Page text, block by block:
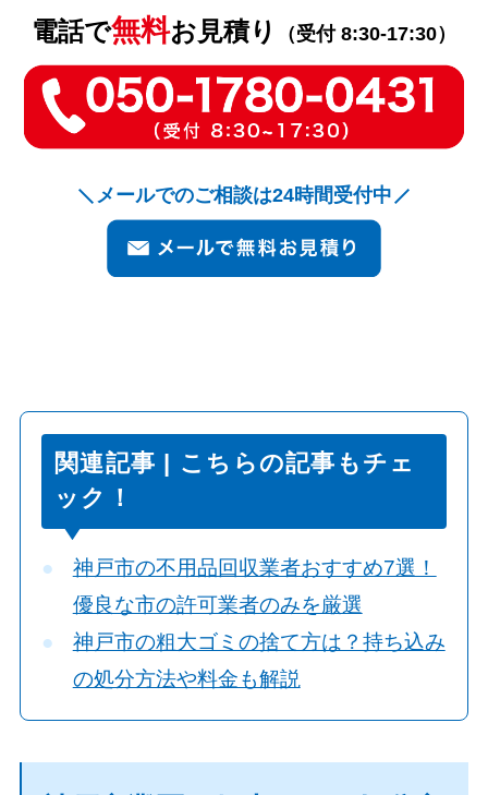
電話で無料お見積り （受付 8:30-17:30）
メールでのご相談は24時間受付中
関連記事 | こちらの記事もチェ
ック！
神戸市の不用品回収業者おすすめ7選！
優良な市の許可業者のみを厳選
神戸市の粗大ゴミの捨て方は？持ち込み
の処分方法や料金も解説